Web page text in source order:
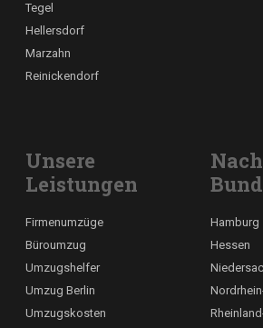
Tegel
Hellersdorf
Marzahn
Reinickendorf
Unsere
Leistungen
Firmenumzüge
Büroumzug
Umzugshelfer
Umzug Berlin
Umzugskosten
Nach
Hamburg
Hessen